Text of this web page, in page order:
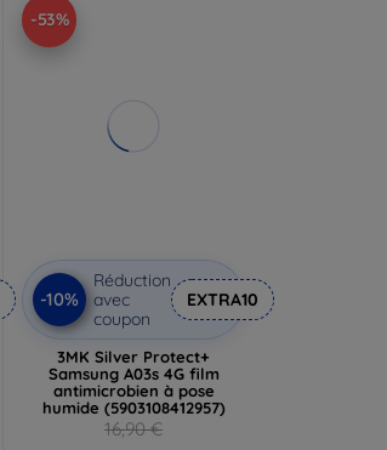
-53%
-10%
Réduction
avec
coupon
EXTRA10
3MK Silver Protect+
Samsung A03s 4G film
antimicrobien à pose
humide (5903108412957)
16,90 €